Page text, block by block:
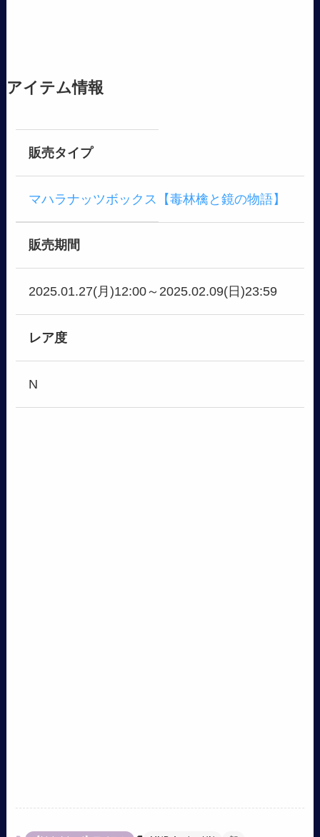
アイテム情報
販売タイプ
マハラナッツボックス【毒林檎と鏡の物語】
販売期間
2025.01.27(月)12:00～2025.02.09(日)23:59
レア度
N